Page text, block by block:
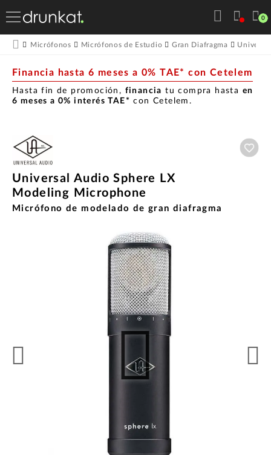
0
Micrófonos Micrófonos de Estudio Gran Diafragma
Financia hasta 6 meses a 0% TAE* con Cetelem
Hasta fin de promoción, financia tu compra hasta en
6 meses a 0% interés TAE* con Cetelem.
Universal Audio Sphere LX
Modeling Microphone
Micrófono de modelado de gran diafragma